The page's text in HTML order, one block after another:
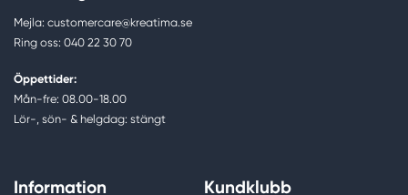
Mejla: customercare@kreatima.se
Ring oss: 040 22 30 70
Öppettider:
Mån-fre: 08.00-18.00
Lör-, sön- & helgdag: stängt
Information Kundklubb